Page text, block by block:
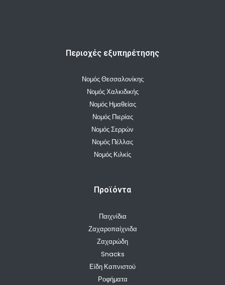
Περιοχές εξυπηρέτησης
Νομός Θεσσαλονίκης
Νομός Χαλκιδικής
Νομός Ημαθείας
Νομός Πιερίας
Νομός Σερρών
Νομός Πέλλας
Νομός Κιλκίς
Προϊόντα
Παιχνίδια
Ζαχαροπαίχνιδα
Ζαχαρώδη
Snacks
Είδη Καπνιστού
Ροφήματα